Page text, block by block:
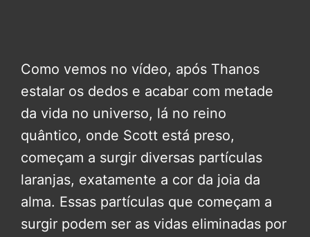
Como vemos no vídeo, após Thanos
estalar os dedos e acabar com metade
da vida no universo, lá no reino
quântico, onde Scott está preso,
começam a surgir diversas partículas
laranjas, exatamente a cor da joia da
alma. Essas partículas que começam a
surgir podem ser as vidas eliminadas por